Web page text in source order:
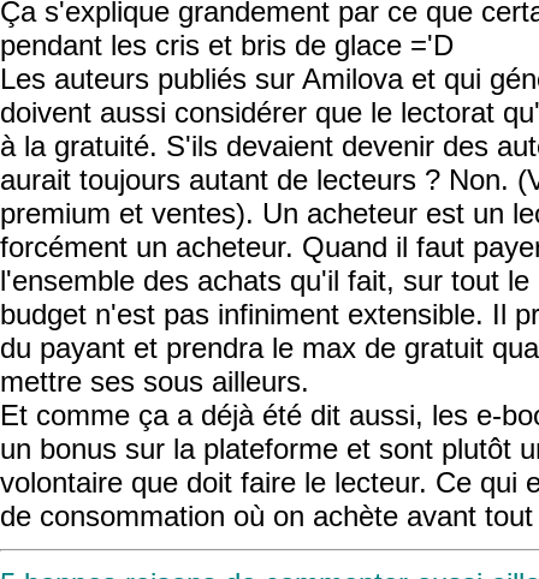
Ça s'explique grandement par ce que
pendant les cris et bris de glace ='D
Les auteurs publiés sur Amilova et qui
doivent aussi considérer que le lectorat
à la gratuité. S'ils devaient devenir des
aurait toujours autant de lecteurs ? Non.
premium et ventes). Un acheteur est un
forcément un acheteur. Quand il faut
l'ensemble des achats qu'il fait, sur tout
budget n'est pas infiniment extensible. Il
du payant et prendra le max de gratuit
mettre ses sous ailleurs.
Et comme ça a déjà été dit aussi, les e-
un bonus sur la plateforme et sont plutôt
volontaire que doit faire le lecteur. Ce qui
de consommation où on achète avant